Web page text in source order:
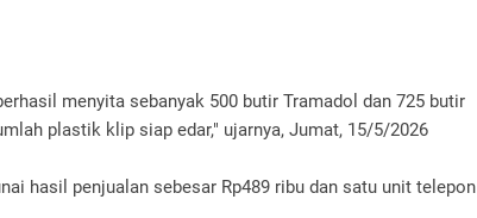
menyita sebanyak 500 butir Tramadol dan 725 butir
plastik klip siap edar," ujarnya, Jumat, 15/5/2026
hasil penjualan sebesar Rp489 ribu dan satu unit telepon